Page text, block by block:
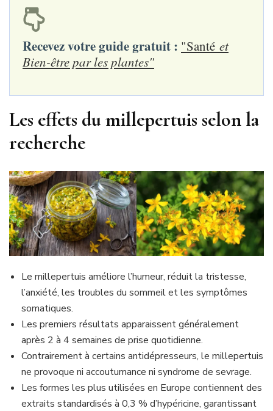
Recevez votre guide gratuit : "Santé et
Bien-être par les plantes"
Les effets du millepertuis selon la
recherche
Le millepertuis améliore l’humeur, réduit la tristesse,
l’anxiété, les troubles du sommeil et les symptômes
somatiques.
Les premiers résultats apparaissent généralement
après 2 à 4 semaines de prise quotidienne.
Contrairement à certains antidépresseurs, le millepertuis
ne provoque ni accoutumance ni syndrome de sevrage.
Les formes les plus utilisées en Europe contiennent des
extraits standardisés à 0,3 % d’hypéricine, garantissant